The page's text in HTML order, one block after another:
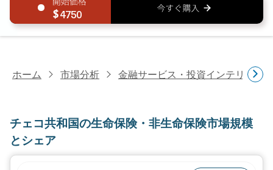
4750
ホーム 市場分析 金融サービス・投資インテリジェ
チェコ共和国の生命保険・非生命保険市場規模
とシェア